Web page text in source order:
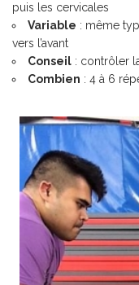
puis les cervicales
Variable : même
vers l’avant
Conseil : contrôler
Combien : 4 à 6